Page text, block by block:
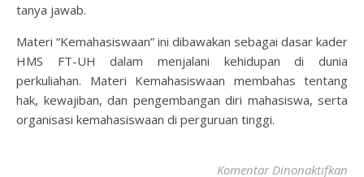
tanya jawab.
Materi “Kemahasiswaan” ini dibawakan sebagai dasar kader
HMS FT-UH dalam menjalani kehidupan di dunia
perkuliahan. Materi Kemahasiswaan membahas tentang
hak, kewajiban, dan pengembangan diri mahasiswa, serta
organisasi kemahasiswaan di perguruan tinggi.
Komentar Dinonaktifkan